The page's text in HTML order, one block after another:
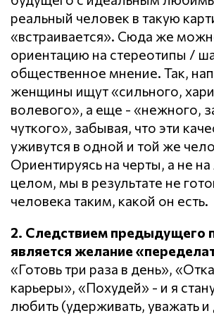
реальный человек в такую
«встраивается». Сюда же
ориентацию на стереотипы /
общественное мнение. Так,
женщины ищут «сильного,
волевого», а еще - «нежного,
чуткого», забывая, что эти
уживутся в одной и той же
Ориентируясь на черты, а не на
целом, мы в результате не
человека таким, какой он есть.
2. Следствием предыдущего
является желание
«Готовь три раза в день»,
карьеры», «Похудей» - и я
любить (удерживать, уважать и